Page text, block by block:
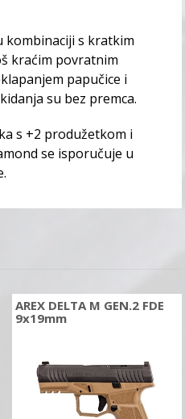
kombinaciji s kratkim
kraćim povratnim
papučice i
su bez premca.
s +2 produžetkom i
se isporučuje u
AREX DELTA M GEN.2 FDE
9x19mm